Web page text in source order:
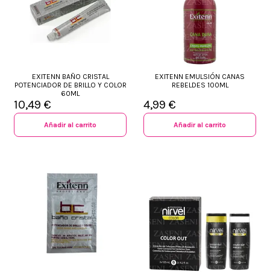
EXITENN BAÑO CRISTAL
POTENCIADOR DE BRILLO Y COLOR
60ML
10,49 €
Añadir al carrito
EXITENN EMULSIÓN CANAS
REBELDES 100ML
4,99 €
Añadir al carrito